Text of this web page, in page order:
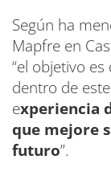
Según ha
Mapfre en
“el objetivo
dentro de
experiencia
que mejore
futuro”.